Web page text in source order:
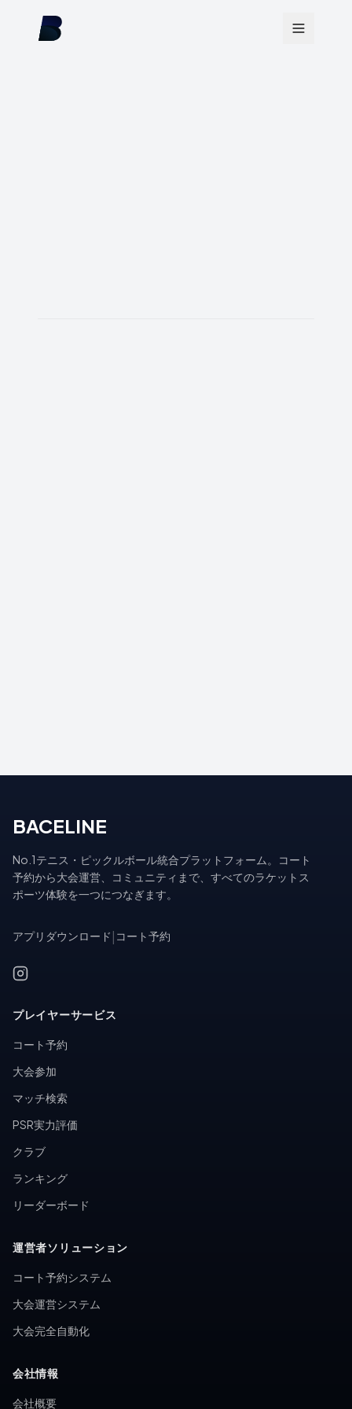
BACELINE
No.1テニス・ピックルボール統合プラットフォーム。コート
予約から大会運営、コミュニティまで、すべてのラケットス
ポーツ体験を一つにつなぎます。
アプリダウンロード コート予約
プレイヤーサービス
コート予約
大会参加
マッチ検索
PSR実力評価
クラブ
ランキング
リーダーボード
運営者ソリューション
コート予約システム
大会運営システム
大会完全自動化
会社情報
会社概要